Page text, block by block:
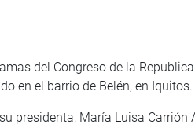
del Congreso de la
en el barrio de Belén, en Iquitos.
presidenta, María Luisa Carrión